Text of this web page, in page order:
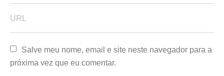
Salve meu nome, email e site neste navegador para a
próxima vez que eu comentar.